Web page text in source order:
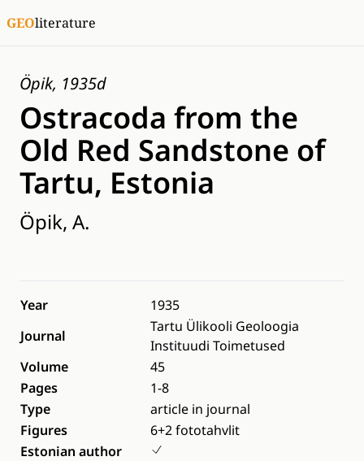
GEOliterature
Öpik, 1935d
Ostracoda from the
Old Red Sandstone of
Tartu, Estonia
Öpik, A.
Year
1935
Journal
Tartu Ülikooli Geoloogia
Instituudi Toimetused
Volume
45
Pages
1-8
Type
article in journal
Figures
6+2 fototahvlit
Estonian author